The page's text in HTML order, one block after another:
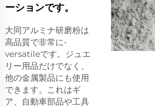
ーションです。
大同アルミナ研磨粉は
高品質で非常に-
versatileです。ジュエ
リー用品だけでなく、
他の金属製品にも使用
できます。これはギ
ア、自動車部品や工具